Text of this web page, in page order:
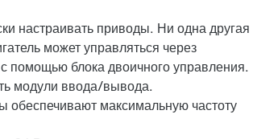
настраивать приводы. Ни одна другая
может управляться через
помощью блока двоичного управления.
модули ввода/вывода.
обеспечивают максимальную частоту